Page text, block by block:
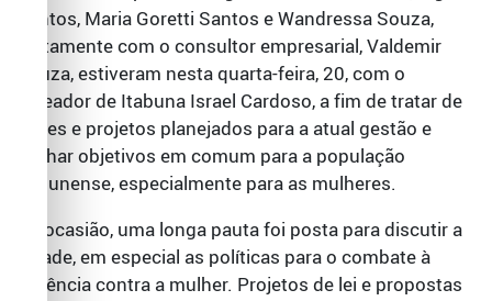
Santos, Maria Goretti Santos e Wandressa Souza,
juntamente com o consultor empresarial, Valdemir
Souza, estiveram nesta quarta-feira, 20, com o
vereador de Itabuna Israel Cardoso, a fim de tratar de
ações e projetos planejados para a atual gestão e
alinhar objetivos em comum para a população
itabunense, especialmente para as mulheres.
Na ocasião, uma longa pauta foi posta para discutir a
cidade, em especial as políticas para o combate à
violência contra a mulher. Projetos de lei e propostas